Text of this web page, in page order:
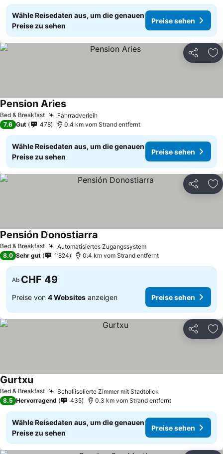
Wähle Reisedaten aus, um die genauen
Preise zu sehen
Preise sehen
Teilen
Bed & Breakfast FahrradverleihPreise sehen
Pension AriesPreise sehen
7.6 Gut 478 0.4 km vom Strand entfernt
Wähle Reisedaten aus, um die genauen
Preise zu sehen
Preise sehen
Teilen
Bed & Breakfast Automatisiertes ZugangssystemPreise sehen
Pensión Donostiarra
8.0 Sehr gut 1’824 0.4 km vom Strand entfernt
Ab CHF 49
Preise von 4 Websites anzeigen Preise sehen
Teilen
Bed & Breakfast Schallisolierte Zimmer mit Stadtblick
GurtxuPreise sehen
8.5 Hervorragend 435 0.3 km vom Strand entfernt
Wähle Reisedaten aus, um die genauen
Preise zu sehen
Preise sehen